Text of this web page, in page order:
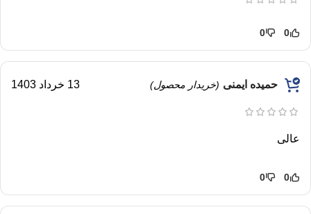
0
0
حمیده ایمنی (خریدار محصول) 13 خرداد 1403
عالی
0
0